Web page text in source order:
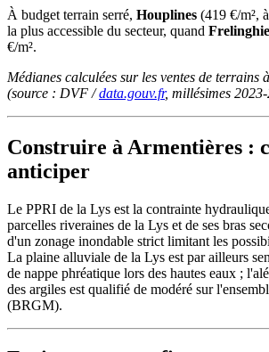
À budget terrain serré, Houplines (419 €/m²,
la plus accessible du secteur, quand
€/m².
Médianes calculées sur les ventes de terrains
(source : DVF /data.gouv.fr, millésimes
Construire à Armentières :
anticiper
Le PPRI de la Lys est la contrainte
parcelles riveraines de la Lys et de ses bras
d'un zonage inondable strict limitant les
La plaine alluviale de la Lys est par ailleurs
de nappe phréatique lors des hautes eaux ;
des argiles est qualifié de modéré sur
(BRGM).